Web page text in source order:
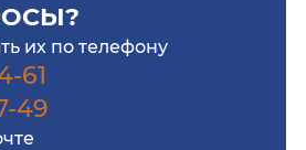
их по телефону
61
49